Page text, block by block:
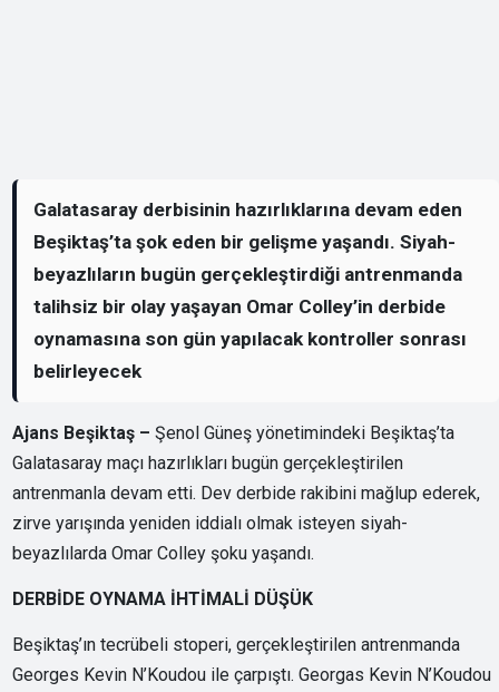
Galatasaray derbisinin hazırlıklarına devam eden
Beşiktaş’ta şok eden bir gelişme yaşandı. Siyah-
beyazlıların bugün gerçekleştirdiği antrenmanda
talihsiz bir olay yaşayan Omar Colley’in derbide
oynamasına son gün yapılacak kontroller sonrası
belirleyecek
Ajans Beşiktaş –Şenol Güneş yönetimindeki Beşiktaş’ta
Galatasaray maçı hazırlıkları bugün gerçekleştirilen
antrenmanla devam etti. Dev derbide rakibini mağlup ederek,
zirve yarışında yeniden iddialı olmak isteyen siyah-
beyazlılarda Omar Colley şoku yaşandı.
DERBİDE OYNAMA İHTİMALİ DÜŞÜK
Beşiktaş’ın tecrübeli stoperi, gerçekleştirilen antrenmanda
Georges Kevin N’Koudou ile çarpıştı. Georgas Kevin N’Koudou